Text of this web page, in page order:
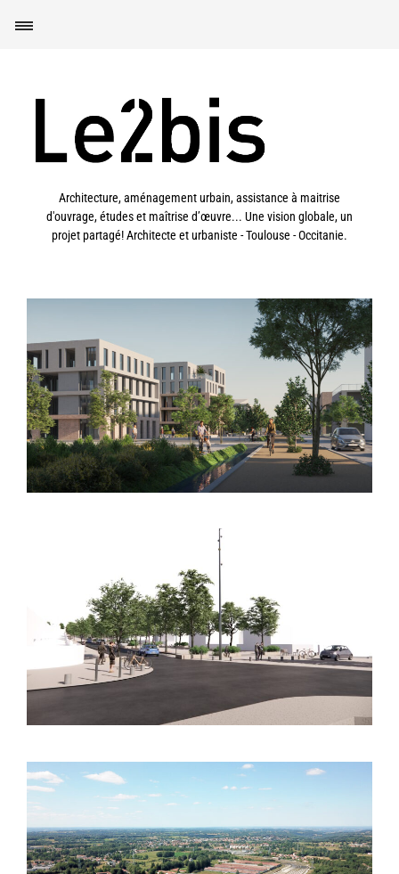
Architecture, aménagement urbain, assistance à maitrise
d'ouvrage, études et maîtrise d’œuvre... Une vision globale, un
projet partagé! Architecte et urbaniste - Toulouse - Occitanie.
Toulouse (31) – Orientation
d’aménagement – Lalande
BALMA (31) – Espaces publics – Ligne C
Lannemezan (65) – Aménagement –